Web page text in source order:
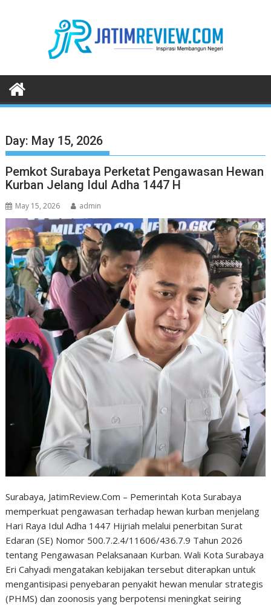
Day: May 15, 2026
Pemkot Surabaya Perketat Pengawasan Hewan
Kurban Jelang Idul Adha 1447 H
May 15, 2026 admin
Surabaya, JatimReview.Com – Pemerintah Kota Surabaya
memperkuat pengawasan terhadap hewan kurban menjelang
Hari Raya Idul Adha 1447 Hijriah melalui penerbitan Surat
Edaran (SE) Nomor 500.7.2.4/11606/436.7.9 Tahun 2026
tentang Pengawasan Pelaksanaan Kurban. Wali Kota Surabaya
Eri Cahyadi mengatakan kebijakan tersebut diterapkan untuk
mengantisipasi penyebaran penyakit hewan menular strategis
(PHMS) dan zoonosis yang berpotensi meningkat seiring